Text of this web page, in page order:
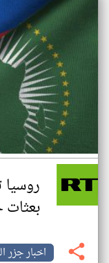
بعثات
اخبار جزر